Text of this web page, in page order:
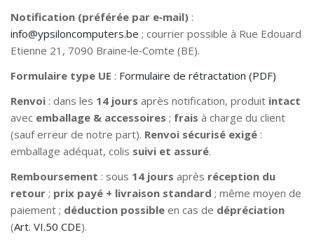
Notification (préférée par e‑mail) :
info@ypsiloncomputers.be ; courrier possible à Rue Edouard
Etienne 21, 7090 Braine‑le‑Comte (BE).
Formulaire type UE : Formulaire de rétractation (PDF)
Renvoi : dans les 14 jours après notification, produit intact
avec emballage & accessoires ; frais à charge du client
(sauf erreur de notre part). Renvoi sécurisé exigé :
emballage adéquat, colis suivi et assuré.
Remboursement : sous 14 jours après réception du
retour ; prix payé + livraison standard ; même moyen de
paiement ; déduction possible en cas de dépréciation
(Art. VI.50 CDE).